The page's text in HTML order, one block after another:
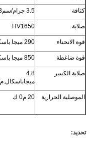
كثافة 3.5 جرام/سم3
صلابة HV1650
قوة الانحناء 290 ميجا باسكال
قوة ضاغطة 850 ميجا باسكال
صلابة الكسر
4.8
ميجاباسكال.م1/2
الموصلية الحرارية 20 م0 ك
تحديد: